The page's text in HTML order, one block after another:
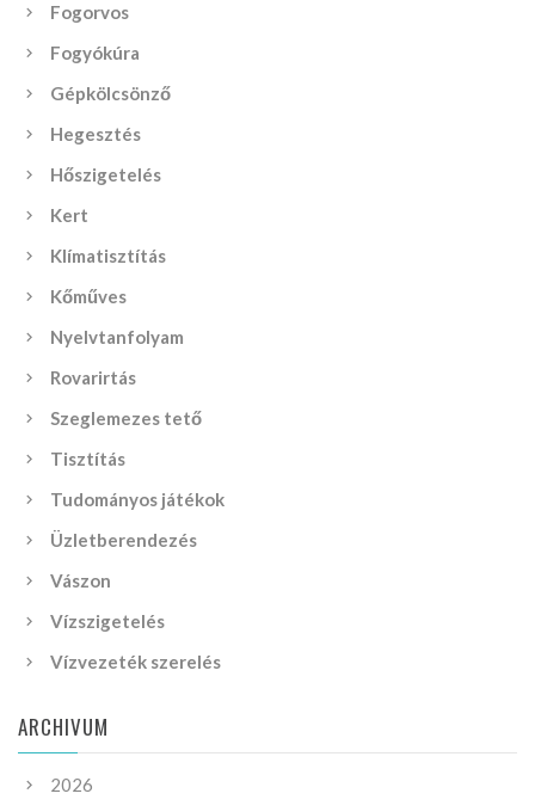
Fogorvos
Fogyókúra
Gépkölcsönző
Hegesztés
Hőszigetelés
Kert
Klímatisztítás
Kőműves
Nyelvtanfolyam
Rovarirtás
Szeglemezes tető
Tisztítás
Tudományos játékok
Üzletberendezés
Vászon
Vízszigetelés
Vízvezeték szerelés
ARCHIVUM
2026